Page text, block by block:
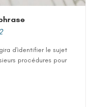
d'identifier le sujet
procédures pour